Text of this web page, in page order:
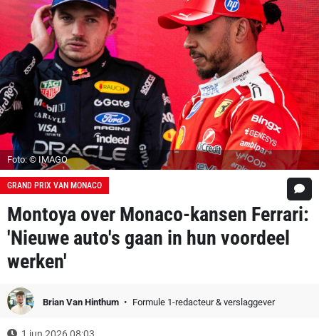
Foto: © IMAGO
GRAND PRIX VAN MONACO
Montoya over Monaco-kansen Ferrari:
'Nieuwe auto's gaan in hun voordeel
werken'
Brian Van Hinthum Formule 1-redacteur & verslaggever
1 jun 2026 08:03